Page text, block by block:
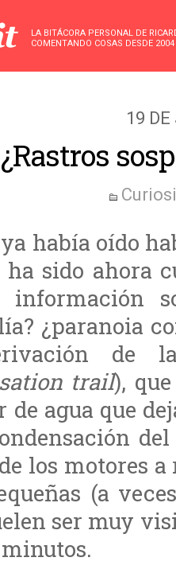
LA BITÁCORA PERSONAL DE
COMENTANDO COSAS DESDE 2004
19
¿Rastros
había oído
ha sido ahora
información
¿paranoia
de
trail),
de agua que
los motores
(a
ser muy